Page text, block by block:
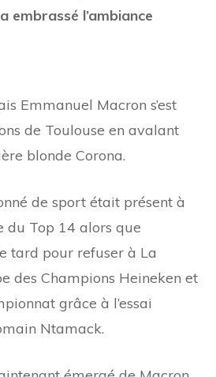
embrassé l’ambiance
Emmanuel Macron s’est
de Toulouse en avalant
blonde Corona.
de sport était présent à
du Top 14 alors que
tard pour refuser à La
des Champions Heineken et
grâce à l’essai
Ntamack.